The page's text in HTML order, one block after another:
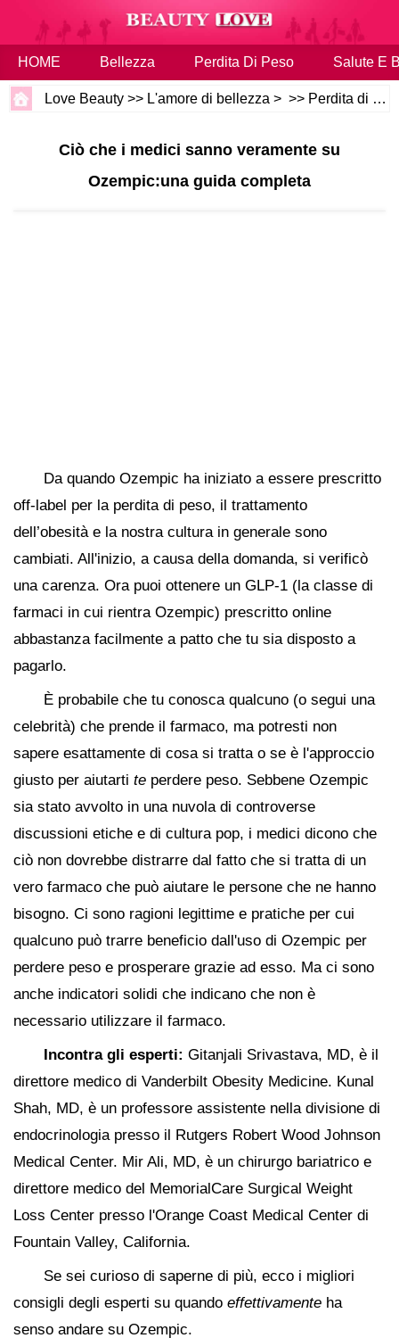
HOME Bellezza Perdita Di Peso Salute E
Love Beauty >> L'amore di bellezza > >> Perdita di peso
Ciò che i medici sanno veramente su
Ozempic:una guida completa
Da quando Ozempic ha iniziato a essere prescritto
off-label per la perdita di peso, il trattamento
dell’obesità e la nostra cultura in generale sono
cambiati. All'inizio, a causa della domanda, si verificò
una carenza. Ora puoi ottenere un GLP-1 (la classe di
farmaci in cui rientra Ozempic) prescritto online
abbastanza facilmente a patto che tu sia disposto a
pagarlo.
È probabile che tu conosca qualcuno (o segui una
celebrità) che prende il farmaco, ma potresti non
sapere esattamente di cosa si tratta o se è l'approccio
giusto per aiutarti te perdere peso. Sebbene Ozempic
sia stato avvolto in una nuvola di controverse
discussioni etiche e di cultura pop, i medici dicono che
ciò non dovrebbe distrarre dal fatto che si tratta di un
vero farmaco che può aiutare le persone che ne hanno
bisogno. Ci sono ragioni legittime e pratiche per cui
qualcuno può trarre beneficio dall'uso di Ozempic per
perdere peso e prosperare grazie ad esso. Ma ci sono
anche indicatori solidi che indicano che non è
necessario utilizzare il farmaco.
Incontra gli esperti: Gitanjali Srivastava, MD, è il
direttore medico di Vanderbilt Obesity Medicine. Kunal
Shah, MD, è un professore assistente nella divisione di
endocrinologia presso il Rutgers Robert Wood Johnson
Medical Center. Mir Ali, MD, è un chirurgo bariatrico e
direttore medico del MemorialCare Surgical Weight
Loss Center presso l'Orange Coast Medical Center di
Fountain Valley, California.
Se sei curioso di saperne di più, ecco i migliori
consigli degli esperti su quando effettivamente ha
senso andare su Ozempic.